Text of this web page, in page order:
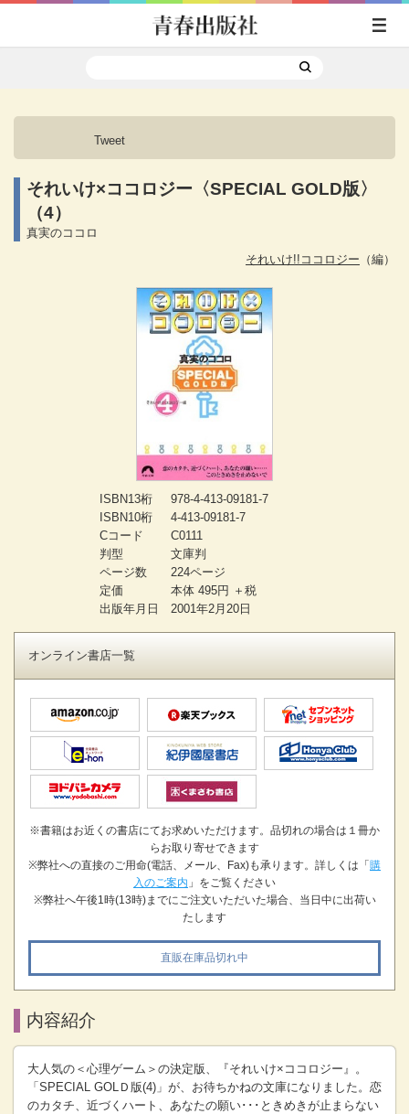
Tweet
それいけ×ココロジー〈SPECIAL GOLD版〉
（4）
真実のココロ
それいけ!!ココロジー （編）
ISBN13桁
978-4-413-09181-7
ISBN10桁
4-413-09181-7
Cコード
C0111
判型
文庫判
ページ数
224ページ
定価
本体 495円 ＋税
出版年月日
2001年2月20日
オンライン書店一覧
※書籍はお近くの書店にてお求めいただけます。品切れの場合は１冊か
らお取り寄せできます
※弊社への直接のご用命(電話、メール、Fax)も承ります。詳しくは「 購
入のご案内 」をご覧ください
※弊社へ午後1時(13時)までにご注文いただいた場合、当日中に出荷い
たします
直販在庫品切れ中
内容紹介
大人気の＜心理ゲーム＞の決定版、『それいけ×ココロジー』。
「SPECIAL GOLＤ版(4)」が、お待ちかねの文庫になりました。恋
のカタチ、近づくハート、あなたの願い･･･ときめきが止まらない